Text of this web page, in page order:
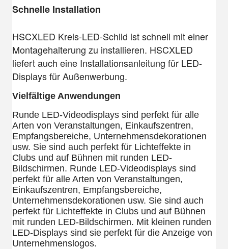
Schnelle Installation
HSCXLED Kreis-LED-Schild ist schnell mit einer
Montagehalterung zu installieren. HSCXLED
liefert auch eine Installationsanleitung für LED-
Displays für Außenwerbung.
Vielfältige Anwendungen
Runde LED-Videodisplays sind perfekt für alle
Arten von Veranstaltungen, Einkaufszentren,
Empfangsbereiche, Unternehmensdekorationen
usw. Sie sind auch perfekt für Lichteffekte in
Clubs und auf Bühnen mit runden LED-
Bildschirmen. Runde LED-Videodisplays sind
perfekt für alle Arten von Veranstaltungen,
Einkaufszentren, Empfangsbereiche,
Unternehmensdekorationen usw. Sie sind auch
perfekt für Lichteffekte in Clubs und auf Bühnen
mit runden LED-Bildschirmen. Mit kleinen runden
LED-Displays sind sie perfekt für die Anzeige von
Unternehmenslogos.